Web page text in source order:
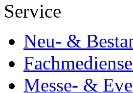
Service
Neu- &
Messe- &